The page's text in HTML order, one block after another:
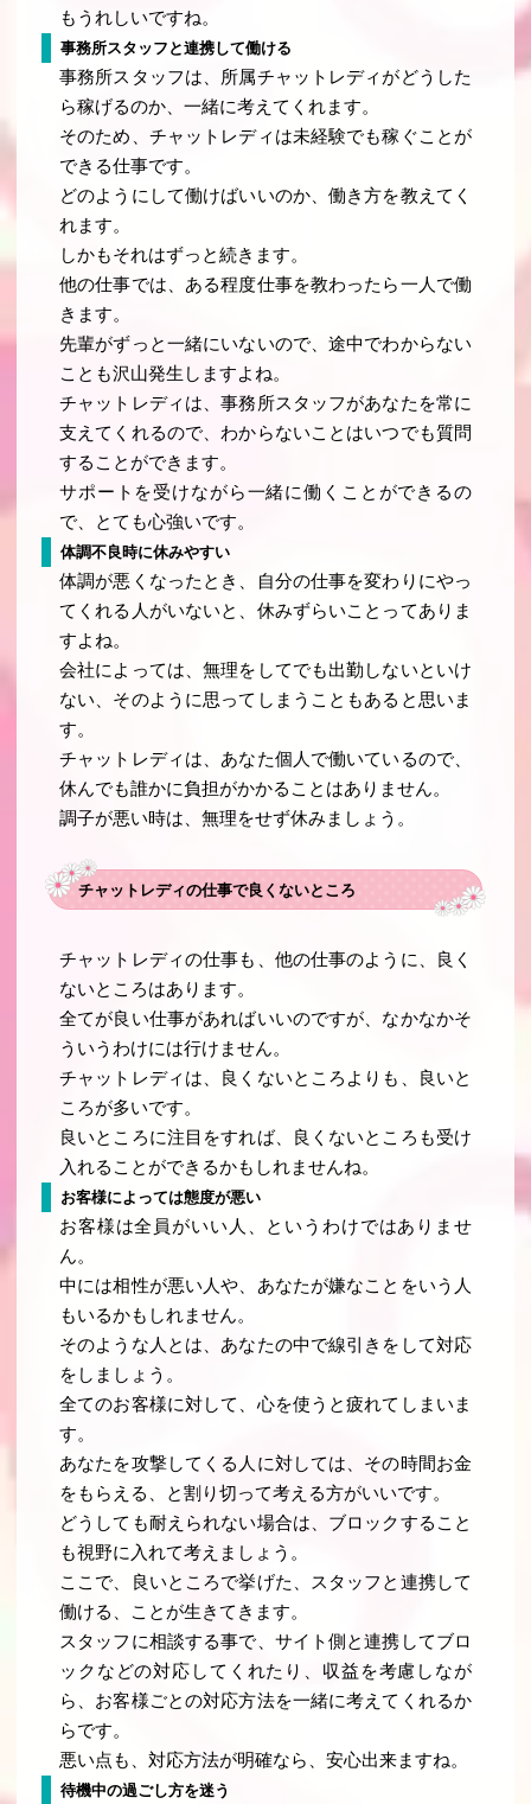
もうれしいですね。
事務所スタッフと連携して働ける
事務所スタッフは、所属チャットレディがどうした
ら稼げるのか、一緒に考えてくれます。
そのため、チャットレディは未経験でも稼ぐことが
できる仕事です。
どのようにして働けばいいのか、働き方を教えてく
れます。
しかもそれはずっと続きます。
他の仕事では、ある程度仕事を教わったら一人で働
きます。
先輩がずっと一緒にいないので、途中でわからない
ことも沢山発生しますよね。
チャットレディは、事務所スタッフがあなたを常に
支えてくれるので、わからないことはいつでも質問
することができます。
サポートを受けながら一緒に働くことができるの
で、とても心強いです。
体調不良時に休みやすい
体調が悪くなったとき、自分の仕事を変わりにやっ
てくれる人がいないと、休みずらいことってありま
すよね。
会社によっては、無理をしてでも出勤しないといけ
ない、そのように思ってしまうこともあると思いま
す。
チャットレディは、あなた個人で働いているので、
休んでも誰かに負担がかかることはありません。
調子が悪い時は、無理をせず休みましょう。
チャットレディの仕事で良くないところ
チャットレディの仕事も、他の仕事のように、良く
ないところはあります。
全てが良い仕事があればいいのですが、なかなかそ
ういうわけには行けません。
チャットレディは、良くないところよりも、良いと
ころが多いです。
良いところに注目をすれば、良くないところも受け
入れることができるかもしれませんね。
お客様によっては態度が悪い
お客様は全員がいい人、というわけではありませ
ん。
中には相性が悪い人や、あなたが嫌なことをいう人
もいるかもしれません。
そのような人とは、あなたの中で線引きをして対応
をしましょう。
全てのお客様に対して、心を使うと疲れてしまいま
す。
あなたを攻撃してくる人に対しては、その時間お金
をもらえる、と割り切って考える方がいいです。
どうしても耐えられない場合は、ブロックすること
も視野に入れて考えましょう。
ここで、良いところで挙げた、スタッフと連携して
働ける、ことが生きてきます。
スタッフに相談する事で、サイト側と連携してブロ
ックなどの対応してくれたり、収益を考慮しなが
ら、お客様ごとの対応方法を一緒に考えてくれるか
らです。
悪い点も、対応方法が明確なら、安心出来ますね。
待機中の過ごし方を迷う